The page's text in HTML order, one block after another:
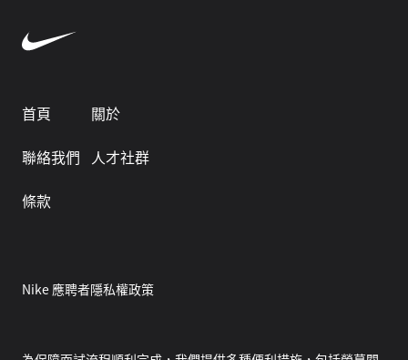
首頁
關於
聯絡我們
人才社群
條款
Nike 應聘者隱私權政策